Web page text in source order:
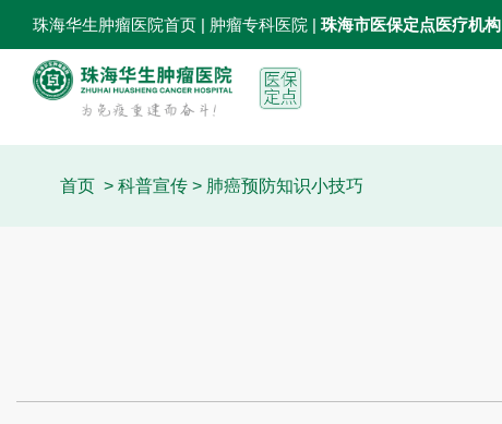
珠海华生肿瘤医院首页 | 肿瘤专科医院 | 珠海市医保定点医疗机构
首页 > 科普宣传 > 肺癌预防知识小技巧